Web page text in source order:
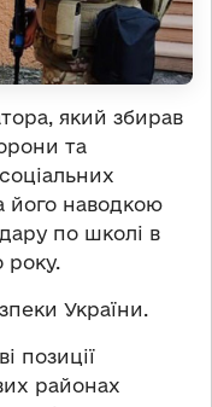
який збирав
та
його наводкою
по школі в
року.
України.
позиції
районах